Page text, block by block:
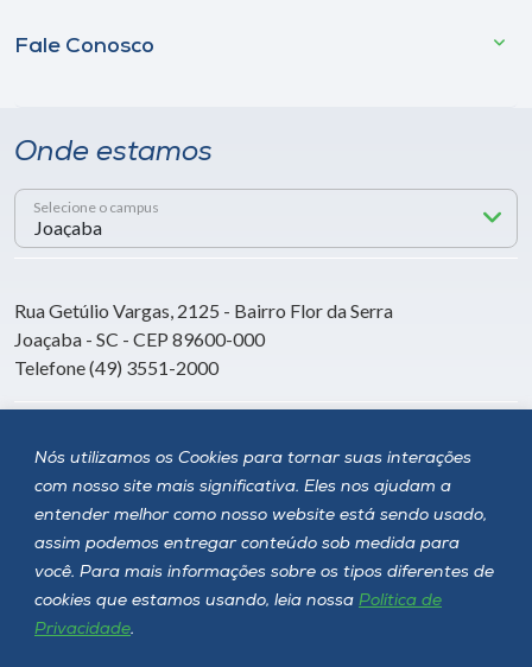
Nós utilizamos os Cookies para tornar suas interações
com nosso site mais significativa. Eles nos ajudam a
entender melhor como nosso website está sendo usado,
assim podemos entregar conteúdo sob medida para
você. Para mais informações sobre os tipos diferentes de
cookies que estamos usando, leia nossa Política de
Privacidade.
Fale Conosco
Onde estamos
Selecione o campus
Rua Getúlio Vargas, 2125 - Bairro Flor da Serra
Joaçaba - SC - CEP 89600-000
Telefone (49) 3551-2000
Siga a Unoesc